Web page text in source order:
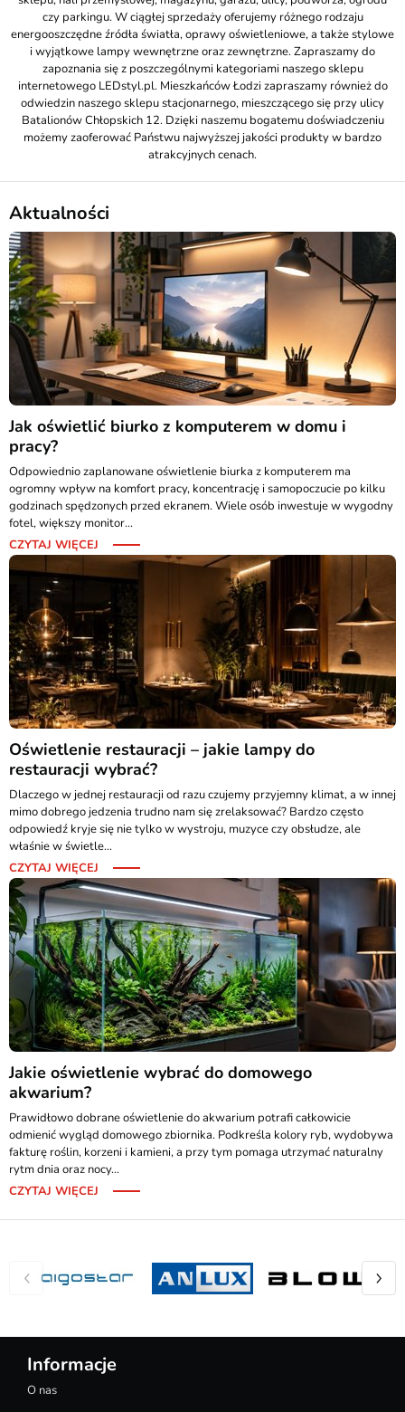
czy parkingu. W ciągłej sprzedaży oferujemy różnego rodzaju
energooszczędne źródła światła, oprawy oświetleniowe, a także stylowe
i wyjątkowe lampy wewnętrzne oraz zewnętrzne. Zapraszamy do
zapoznania się z poszczególnymi kategoriami naszego sklepu
internetowego LEDstyl.pl. Mieszkańców Łodzi zapraszamy również do
odwiedzin naszego sklepu stacjonarnego, mieszczącego się przy ulicy
Batalionów Chłopskich 12. Dzięki naszemu bogatemu doświadczeniu
możemy zaoferować Państwu najwyższej jakości produkty w bardzo
atrakcyjnych cenach.
Aktualności
Jak oświetlić biurko z komputerem w domu i
pracy?
Odpowiednio zaplanowane oświetlenie biurka z komputerem ma
ogromny wpływ na komfort pracy, koncentrację i samopoczucie po kilku
godzinach spędzonych przed ekranem. Wiele osób inwestuje w wygodny
fotel, większy monitor...
CZYTAJ WIĘCEJ
Oświetlenie restauracji – jakie lampy do
restauracji wybrać?
Dlaczego w jednej restauracji od razu czujemy przyjemny klimat, a w innej
mimo dobrego jedzenia trudno nam się zrelaksować? Bardzo często
odpowiedź kryje się nie tylko w wystroju, muzyce czy obsłudze, ale
właśnie w świetle...
CZYTAJ WIĘCEJ
Jakie oświetlenie wybrać do domowego
akwarium?
Prawidłowo dobrane oświetlenie do akwarium potrafi całkowicie
odmienić wygląd domowego zbiornika. Podkreśla kolory ryb, wydobywa
fakturę roślin, korzeni i kamieni, a przy tym pomaga utrzymać naturalny
rytm dnia oraz nocy...
CZYTAJ WIĘCEJ
Informacje
O nas